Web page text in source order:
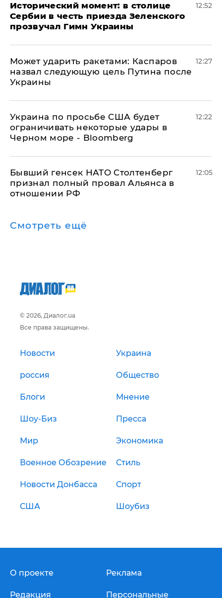
Исторический момент: в столице
Сербии в честь приезда Зеленского
прозвучал Гимн Украины
12:52
Может ударить ракетами: Каспаров
назвал следующую цель Путина после
Украины
12:27
Украина по просьбе США будет
ограничивать некоторые удары в
Черном море - Bloomberg
12:22
Бывший генсек НАТО Столтенберг
признал полный провал Альянса в
отношении РФ
12:05
Смотреть ещё
© 2026, Диалог.ua
Все права защищены.
Новости Украина
россия Общество
Блоги Мнение
Шоу-Биз Пресса
Мир Экономика
Военное Обозрение Стиль
Новости Донбасса Спорт
США Шоубиз
О проекте
Редакция
Реклама
Персональные